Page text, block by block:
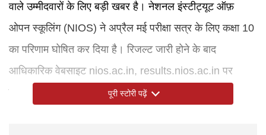
वाले उम्मीदवारों के लिए बड़ी खबर है। नेशनल इंस्टीट्यूट ऑफ़
ओपन स्कूलिंग (NIOS) ने अप्रैल मई परीक्षा सत्र के लिए कक्षा 10
का परिणाम घोषित कर दिया है। रिजल्ट जारी होने के बाद
आधिकारिक वेबसाइट nios.ac.in, results.nios.ac.in पर
उपलब्ध करवा दिया जाएगा। यहां आपको अपना रोल नंबर व डेट
पूरी स्टोरी पढ़ें